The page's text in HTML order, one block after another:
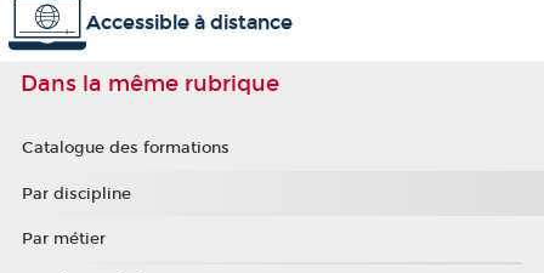
Accessible à distance
Dans la même rubrique
Catalogue des formations
Par discipline
Par métier